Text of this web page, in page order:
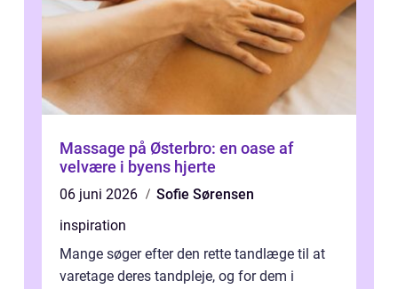
Massage på Østerbro: en oase af
velvære i byens hjerte
06 juni 2026
Sofie Sørensen
inspiration
Mange søger efter den rette tandlæge til at
varetage deres tandpleje, og for dem i